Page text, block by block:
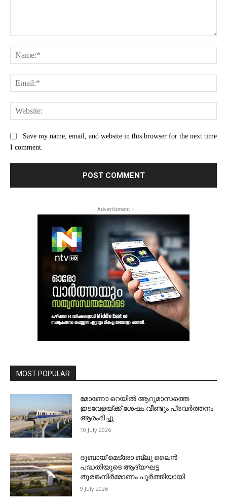
Save my name, email, and website in this browser for the next time
I comment.
- Advertisment -
MOST POPULAR
മോണോ റെയില്‍ ആറുമാസത്തെ
ഇടവേളയ്ക്ക് ശേഷം വീണ്ടും പ്രവര്‍ത്തനം
ആരംഭിച്ചു
10 July 2026
ദുബായ് മെട്രോ ബ്ലു ലൈന്‍
പദ്ധതിയുടെ ആദ്യഘട്ട
തുരങ്കനിര്‍മ്മാണം പൂര്‍ത്തിയായി
9 July 2026